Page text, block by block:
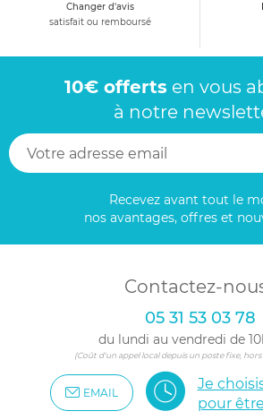
Changer d'avis
satisfait ou remboursé
10€ offerts en vous
à notre
Recevez avant tout le
nos avantages, offres et
Contactez-
05 31 53 03 78
du lundi au vendredi de
(Coût d'un appel local depuis un poste fixe,
EMAIL
Je
pour